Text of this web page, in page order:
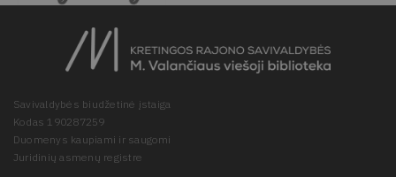
Savivaldybės biudžetinė įstaiga
Kodas 190287259
Duomenys kaupiami ir saugomi
Juridinių asmenų registre